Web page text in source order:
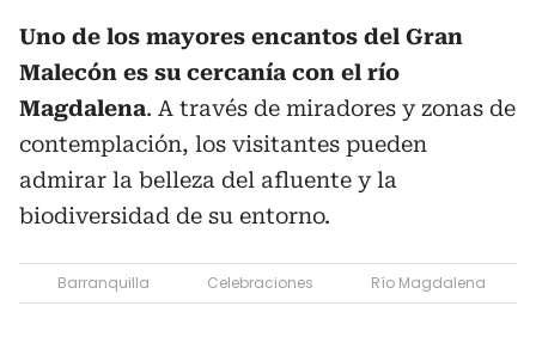
Uno de los mayores encantos del Gran
Malecón es su cercanía con el río
Magdalena. A través de miradores y zonas de
contemplación, los visitantes pueden
admirar la belleza del afluente y la
biodiversidad de su entorno.
Barranquilla Celebraciones Río Magdalena